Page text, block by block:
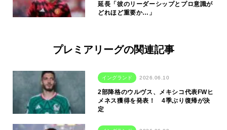
延長「彼のリーダーシップとプロ意識が
どれほど重要か…」
プレミアリーグの関連記事
イングランド 2026.06.10
2部降格のウルヴス、メキシコ代表FWヒ
メネス獲得を発表！ 4季ぶり復帰が決
定